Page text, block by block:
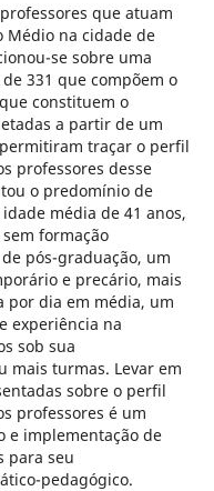
que atuam
Médio na cidade de
se sobre uma
331 que compõem o
constituem o
a partir de um
traçar o perfil
professores desse
o predomínio de
média de 41 anos,
formação
pós-graduação, um
e precário, mais
por dia em média, um
experiência na
sob sua
mais turmas. Levar em
sobre o perfil
professores é um
e implementação de
para seu
pedagógico.